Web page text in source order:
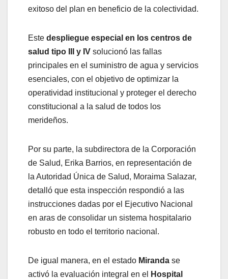
exitoso del plan en beneficio de la colectividad.
Este despliegue especial en los centros de
salud tipo III y IV solucionó las fallas
principales en el suministro de agua y servicios
esenciales, con el objetivo de optimizar la
operatividad institucional y proteger el derecho
constitucional a la salud de todos los
merideños.
​Por su parte, la subdirectora de la Corporación
de Salud, Erika Barrios, en representación de
la Autoridad Única de Salud, Moraima Salazar,
detalló que esta inspección respondió a las
instrucciones dadas por el Ejecutivo Nacional
en aras de consolidar un sistema hospitalario
robusto en todo el territorio nacional.
De igual manera, en el estado Miranda se
activó la evaluación integral en el
Hospital